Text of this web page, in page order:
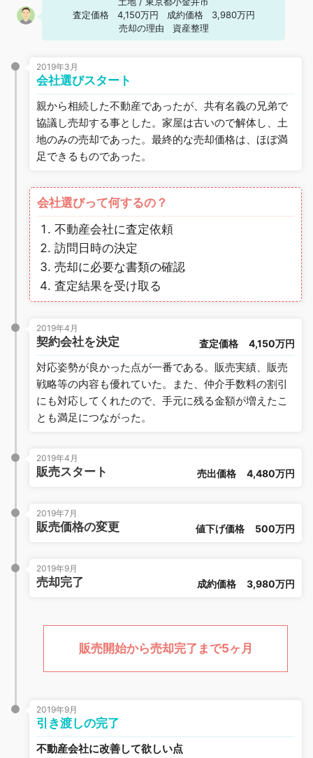
査定価格
4,150万円 成約価格
3,980万円
売却の理由
資産整理
2019年3月
会社選びスタート
親から相続した不動産であったが、共有名義の兄弟で
協議し売却する事とした。家屋は古いので解体し、土
地のみの売却であった。最終的な売却価格は、ほぼ満
足できるものであった。
会社選びって何するの？
不動産会社に査定依頼
訪問日時の決定
売却に必要な書類の確認
査定結果を受け取る
2019年4月
契約会社を決定 査定価格 4,150万円
対応姿勢が良かった点が一番である。販売実績、販売
戦略等の内容も優れていた。また、仲介手数料の割引
にも対応してくれたので、手元に残る金額が増えたこ
とも満足につながった。
2019年4月
販売スタート 売出価格 4,480万円
2019年7月
販売価格の変更 値下げ価格 500万円
2019年9月
売却完了 成約価格 3,980万円
販売開始から売却完了まで5ヶ月
2019年9月
引き渡しの完了
不動産会社に改善して欲しい点